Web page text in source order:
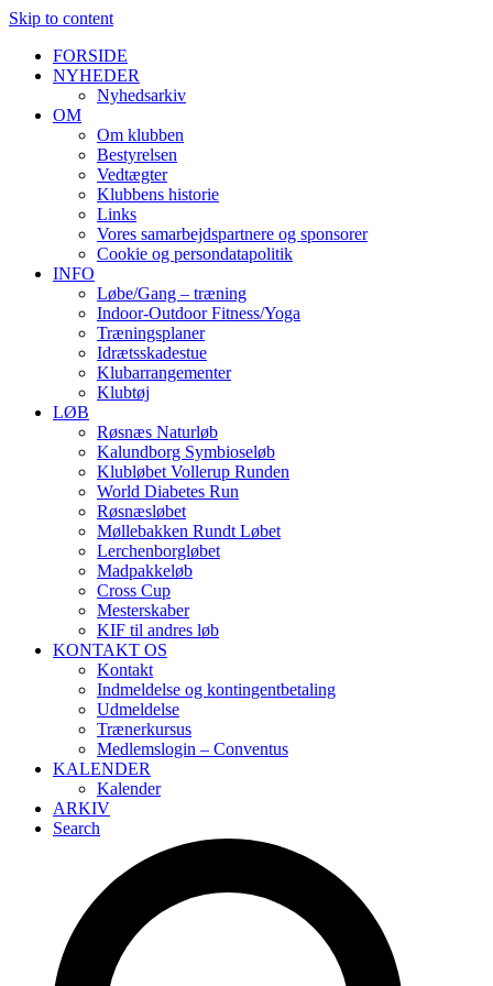
Skip to content
FORSIDE
NYHEDER
Nyhedsarkiv
OM
Om klubben
Bestyrelsen
Vedtægter
Klubbens historie
Links
Vores samarbejdspartnere og sponsorer
Cookie og persondatapolitik
INFO
Løbe/Gang – træning
Indoor-Outdoor Fitness/Yoga
Træningsplaner
Idrætsskadestue
Klubarrangementer
Klubtøj
LØB
Røsnæs Naturløb
Kalundborg Symbioseløb
Klubløbet Vollerup Runden
World Diabetes Run
Røsnæsløbet
Møllebakken Rundt Løbet
Lerchenborgløbet
Madpakkeløb
Cross Cup
Mesterskaber
KIF til andres løb
KONTAKT OS
Kontakt
Indmeldelse og kontingentbetaling
Udmeldelse
Trænerkursus
Medlemslogin – Conventus
KALENDER
Kalender
ARKIV
Search